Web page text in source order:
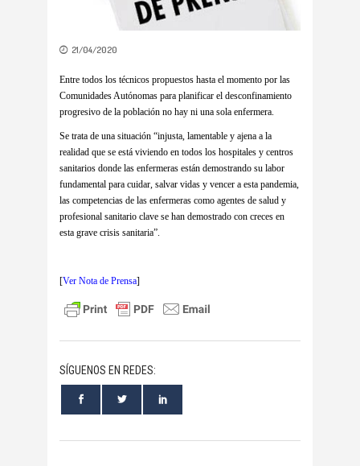
21/04/2020
Entre todos los técnicos propuestos hasta el momento por las
Comunidades Autónomas para planificar el desconfinamiento
progresivo de la población no hay ni una sola enfermera.
Se trata de una situación “injusta, lamentable y ajena a la
realidad que se está viviendo en todos los hospitales y centros
sanitarios donde las enfermeras están demostrando su labor
fundamental para cuidar, salvar vidas y vencer a esta pandemia,
las competencias de las enfermeras como agentes de salud y
profesional sanitario clave se han demostrado con creces en
esta grave crisis sanitaria”.
[Ver Nota de Prensa]
SÍGUENOS EN REDES: